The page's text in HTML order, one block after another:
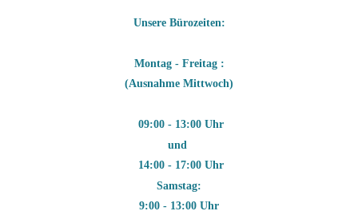
Unsere Bürozeiten:
Montag - Freitag :
(Ausnahme Mittwoch)
09:00 - 13:00 Uhr
und
14:00 - 17:00 Uhr
Samstag:
9:00 - 13:00 Uhr